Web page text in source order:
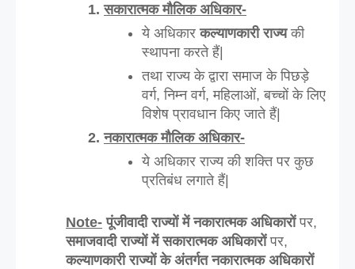
सकारात्मक मौलिक अधिकार-
ये अधिकार कल्याणकारी राज्य की
स्थापना करते हैं|
तथा राज्य के द्वारा समाज के पिछड़े
वर्ग, निम्न वर्ग, महिलाओं, बच्चों के लिए
विशेष प्रावधान किए जाते हैं|
नकारात्मक मौलिक अधिकार-
ये अधिकार राज्य की शक्ति पर कुछ
प्रतिबंध लगाते हैं|
Note- पूंजीवादी राज्यों में नकारात्मक अधिकारों
समाजवादी राज्यों में सकारात्मक अधिकारों
कल्याणकारी राज्यों के अंतर्गत नकारात्मक अधिकारों